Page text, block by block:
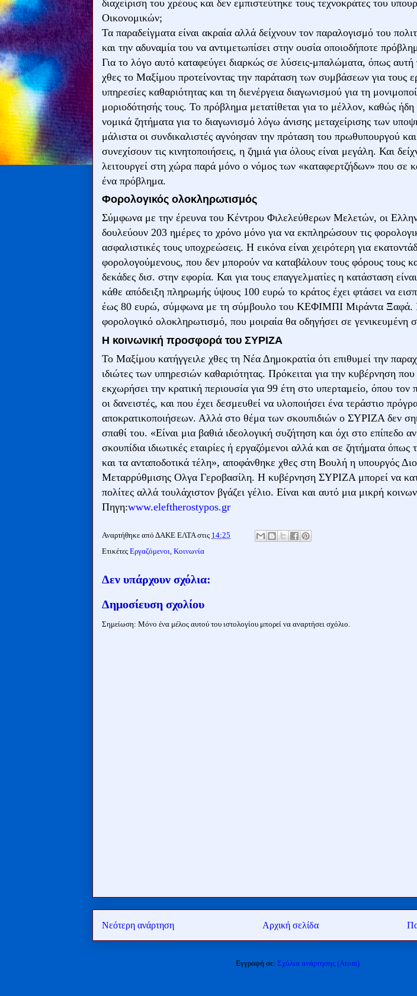
διαχείριση του χρέους και δεν εμπιστεύτηκε τους τεχνοκράτες του
Οικονομικών;
Τα παραδείγματα είναι ακραία αλλά δείχνουν τον παραλογισμό του
και την αδυναμία του να αντιμετωπίσει στην ουσία οποιοδήποτε
Για το λόγο αυτό καταφεύγει διαρκώς σε λύσεις-μπαλώματα, όπως αυτή
χθες το Μαξίμου προτείνοντας την παράταση των συμβάσεων για τους
υπηρεσίες καθαριότητας και τη διενέργεια διαγωνισμού για τη
μοριοδότησής τους. Το πρόβλημα μετατίθεται για το μέλλον, καθώς ήδη
νομικά ζητήματα για το διαγωνισμό λόγω άνισης μεταχείρισης των
μάλιστα οι συνδικαλιστές αγνόησαν την πρόταση του πρωθυπουργού
συνεχίσουν τις κινητοποιήσεις, η ζημιά για όλους είναι μεγάλη. Και
λειτουργεί στη χώρα παρά μόνο ο νόμος των «καταφερτζήδων» που σε
ένα πρόβλημα.
Φορολογικός ολοκληρωτισμός
Σύμφωνα με την έρευνα του Κέντρου Φιλελεύθερων Μελετών, οι
δουλεύουν 203 ημέρες το χρόνο μόνο για να εκπληρώσουν τις
ασφαλιστικές τους υποχρεώσεις. Η εικόνα είναι χειρότερη για
φορολογούμενους, που δεν μπορούν να καταβάλουν τους φόρους τους
δεκάδες δισ. στην εφορία. Και για τους επαγγελματίες η κατάσταση
κάθε απόδειξη πληρωμής ύψους 100 ευρώ το κράτος έχει φτάσει να
έως 80 ευρώ, σύμφωνα με τη σύμβουλο του ΚΕΦΙΜΠΙ Μιράντα Ξαφά.
φορολογικό ολοκληρωτισμό, που μοιραία θα οδηγήσει σε
Η κοινωνική προσφορά του ΣΥΡΙΖΑ
Το Μαξίμου κατήγγειλε χθες τη Νέα Δημοκρατία ότι επιθυμεί την
ιδιώτες των υπηρεσιών καθαριότητας. Πρόκειται για την κυβέρνηση
εκχωρήσει την κρατική περιουσία για 99 έτη στο υπερταμείο, όπου τον
οι δανειστές, και που έχει δεσμευθεί να υλοποιήσει ένα τεράστιο
αποκρατικοποιήσεων. Αλλά στο θέμα των σκουπιδιών ο ΣΥΡΙΖΑ δεν
σπαθί του. «Είναι μια βαθιά ιδεολογική συζήτηση και όχι στο επίπεδο
σκουπίδια ιδιωτικές εταιρίες ή εργαζόμενοι αλλά και σε ζητήματα όπως
και τα ανταποδοτικά τέλη», αποφάνθηκε χθες στη Βουλή η υπουργός
Μεταρρύθμισης Ολγα Γεροβασίλη. Η κυβέρνηση ΣΥΡΙΖΑ μπορεί να
πολίτες αλλά τουλάχιστον βγάζει γέλιο. Είναι και αυτό μια μικρή
Πηγη:www.eleftherostypos.gr
Αναρτήθηκε από ΔΑΚΕ ΕΛΤΑ στις 14:25
Ετικέτες Εργαζόμενοι Κοινωνία
Δεν υπάρχουν σχόλια:
Δημοσίευση σχολίου
Σημείωση: Μόνο ένα μέλος αυτού του ιστολογίου μπορεί να αναρτήσει σχόλιο.
Νεότερη ανάρτηση Αρχική σελίδα
Εγγραφή σε: Σχόλια ανάρτησης (Atom)